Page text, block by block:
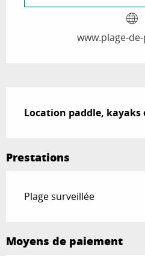
www.plage-
Location paddle, kayaks
Prestations
Plage surveillée
Moyens de paiement